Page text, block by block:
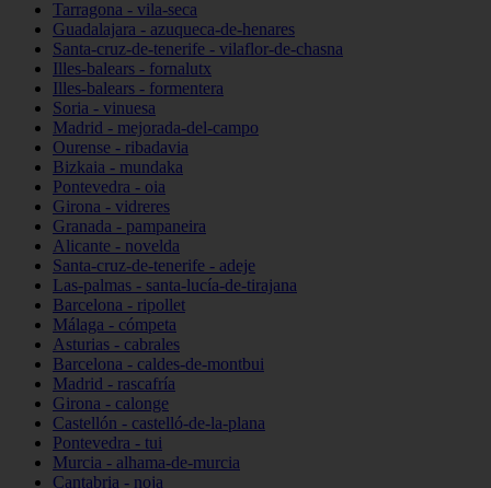
Tarragona - vila-seca
Guadalajara - azuqueca-de-henares
Santa-cruz-de-tenerife - vilaflor-de-chasna
Illes-balears - fornalutx
Illes-balears - formentera
Soria - vinuesa
Madrid - mejorada-del-campo
Ourense - ribadavia
Bizkaia - mundaka
Pontevedra - oia
Girona - vidreres
Granada - pampaneira
Alicante - novelda
Santa-cruz-de-tenerife - adeje
Las-palmas - santa-lucía-de-tirajana
Barcelona - ripollet
Málaga - cómpeta
Asturias - cabrales
Barcelona - caldes-de-montbui
Madrid - rascafría
Girona - calonge
Castellón - castelló-de-la-plana
Pontevedra - tui
Murcia - alhama-de-murcia
Cantabria - noja